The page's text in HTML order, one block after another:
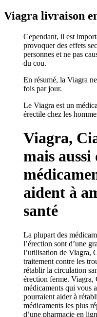
Viagra livraison
Cependant, il est
provoquer des effets
personnes et ne pas
du cou.
En résumé, la Viagra
fois par jour.
Le Viagra est un
érectile chez les
Viagra,
mais
aident à
santé
La plupart des
l’érection sont d’une
l’utilisation de Viagra,
traitement contre les
rétablir la circulation
érection ferme. Viagra,
médicaments qui vous
pourraient aider à
médicaments les plus
d’une pharmacie en